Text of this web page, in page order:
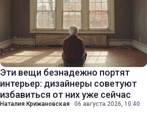
Эти вещи безнадежно портят
интерьер: дизайнеры советуют
избавиться от них уже сейчас
Наталия Крижановская · 06 августа 2026, 10:40